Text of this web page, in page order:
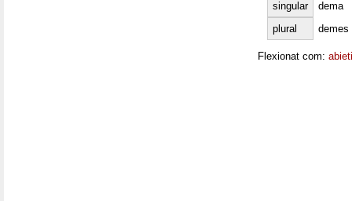
singular
dema
plural
demes
Flexionat com: